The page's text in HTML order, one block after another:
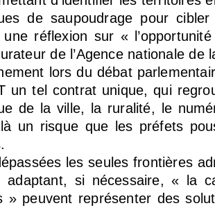
de saupoudrage pour
réflexion sur «
de l’Agence nationale de
lors du débat
un tel contrat unique, qui
de la ville, la ruralité, le
un risque que les préfets
les seules frontières
si nécessaire, « la
» peuvent représenter des